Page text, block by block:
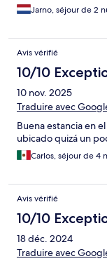
Jarno, séjour de 2
Avis vérifié
10/10
10 nov. 2025
Traduire avec
Buena estancia en
ubicado quizá un
Carlos, séjour de 4
Avis vérifié
10/10
18 déc. 2024
Traduire avec